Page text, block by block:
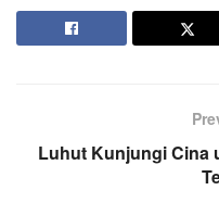
Luhut Kunjungi Cina